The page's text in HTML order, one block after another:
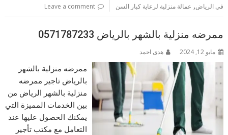
في الرياض, عمالة منزلية لرعاية كبار السن Leave a comment
ممرضه منزلية بالشهر بالرياض 0571787233
مايو 12, 2024 هدى احمد
ممرضه منزلية بالشهر
بالرياض تاجير ممرضه
منزلية بالشهر الرياض من
بين الخدمات المميزة التي
يمكنك الحصول عليها عند
التعامل مع مكتب تأجير